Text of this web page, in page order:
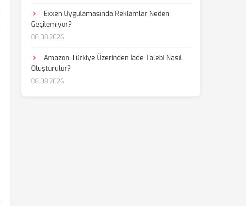
Exxen Uygulamasında Reklamlar Neden
Geçilemiyor?
08.08.2026
Amazon Türkiye Üzerinden İade Talebi Nasıl
Oluşturulur?
08.08.2026